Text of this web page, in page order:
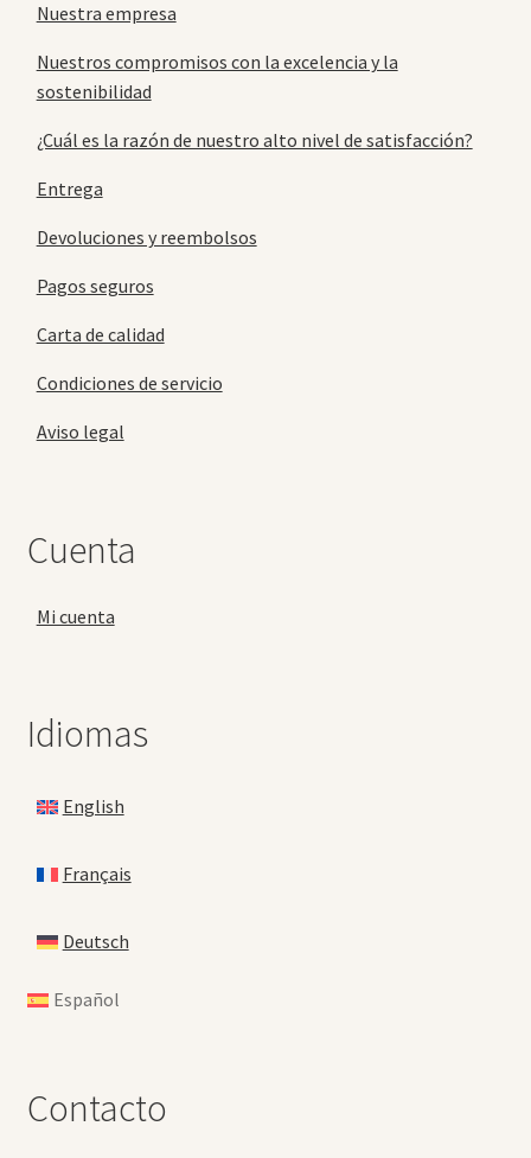
Nuestra empresa
Nuestros compromisos con la excelencia y la
sostenibilidad
¿Cuál es la razón de nuestro alto nivel de satisfacción?
Entrega
Devoluciones y reembolsos
Pagos seguros
Carta de calidad
Condiciones de servicio
Aviso legal
Cuenta
Mi cuenta
Idiomas
English
Français
Deutsch
Español
Contacto